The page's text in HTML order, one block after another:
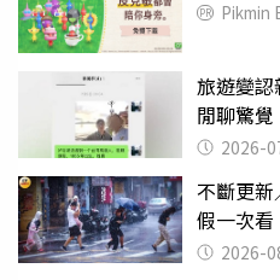
Pikmin
旅遊變
閒聊驚
2026-
不斷更
假一次
2026-